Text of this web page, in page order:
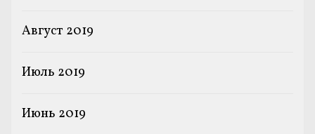
Август 2019
Июль 2019
Июнь 2019